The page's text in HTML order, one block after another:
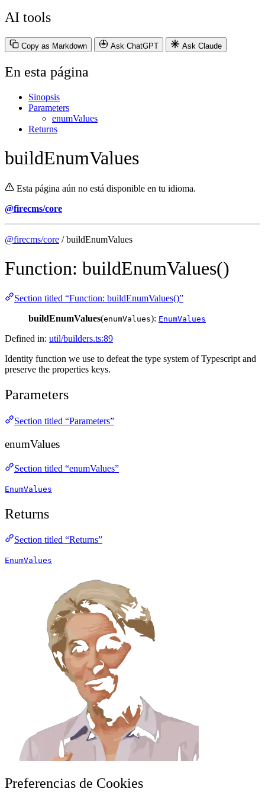
AI tools
Copy as Markdown Ask ChatGPT Ask Claude
En esta página
Sinopsis
Parameters
enumValues
Returns
buildEnumValues
Esta página aún no está disponible en tu idioma.
@firecms/core
@firecms/core / buildEnumValues
Function: buildEnumValues()
Section titled “Function: buildEnumValues()”
buildEnumValues(enumValues): EnumValues
Defined in: util/builders.ts:89
Identity function we use to defeat the type system of Typescript and
preserve the properties keys.
Parameters
Section titled “Parameters”
enumValues
Section titled “enumValues”
EnumValues
Returns
Section titled “Returns”
EnumValues
Preferencias de Cookies